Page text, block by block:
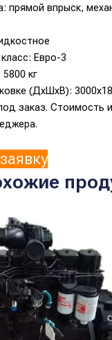
прямой впрыск,
Евро-3
кг
(ДхШхВ):
заказ. Стоимость